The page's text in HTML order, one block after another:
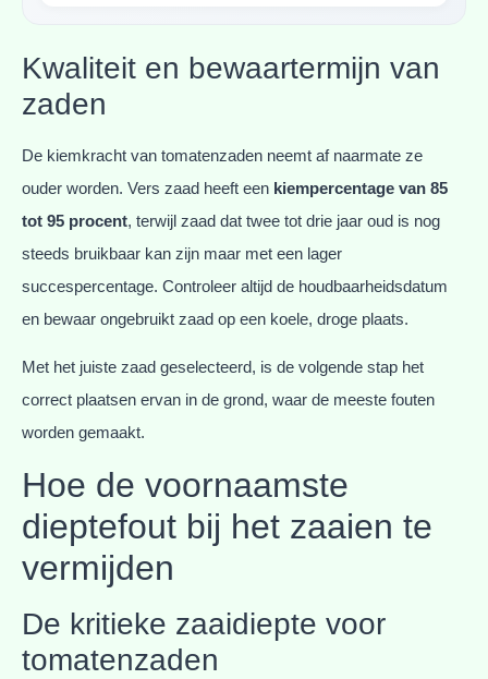
Kwaliteit en bewaartermijn van
zaden
De kiemkracht van tomatenzaden neemt af naarmate ze
ouder worden. Vers zaad heeft een kiempercentage van 85
tot 95 procent, terwijl zaad dat twee tot drie jaar oud is nog
steeds bruikbaar kan zijn maar met een lager
succespercentage. Controleer altijd de houdbaarheidsdatum
en bewaar ongebruikt zaad op een koele, droge plaats.
Met het juiste zaad geselecteerd, is de volgende stap het
correct plaatsen ervan in de grond, waar de meeste fouten
worden gemaakt.
Hoe de voornaamste
dieptefout bij het zaaien te
vermijden
De kritieke zaaidiepte voor
tomatenzaden